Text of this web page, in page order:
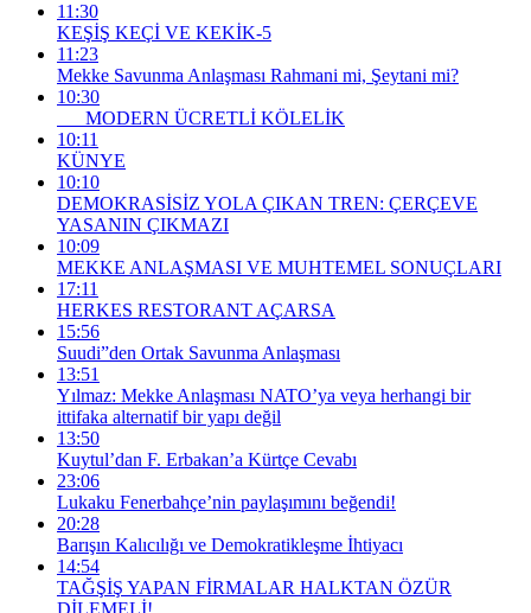
11:30
KEŞİŞ KEÇİ VE KEKİK-5
11:23
Mekke Savunma Anlaşması Rahmani mi, Şeytani mi?
10:30
MODERN ÜCRETLİ KÖLELİK
10:11
KÜNYE
10:10
DEMOKRASİSİZ YOLA ÇIKAN TREN: ÇERÇEVE
YASANIN ÇIKMAZI
10:09
MEKKE ANLAŞMASI VE MUHTEMEL SONUÇLARI
17:11
HERKES RESTORANT AÇARSA
15:56
Suudi”den Ortak Savunma Anlaşması
13:51
Yılmaz: Mekke Anlaşması NATO’ya veya herhangi bir
ittifaka alternatif bir yapı değil
13:50
Kuytul’dan F. Erbakan’a Kürtçe Cevabı
23:06
Lukaku Fenerbahçe’nin paylaşımını beğendi!
20:28
Barışın Kalıcılığı ve Demokratikleşme İhtiyacı
14:54
TAĞŞİŞ YAPAN FİRMALAR HALKTAN ÖZÜR
DİLEMELİ!